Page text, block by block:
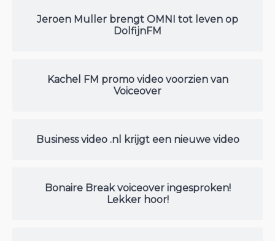
Jeroen Muller brengt OMNI tot leven op
DolfijnFM
Kachel FM promo video voorzien van
Voiceover
Business video .nl krijgt een nieuwe video
Bonaire Break voiceover ingesproken!
Lekker hoor!